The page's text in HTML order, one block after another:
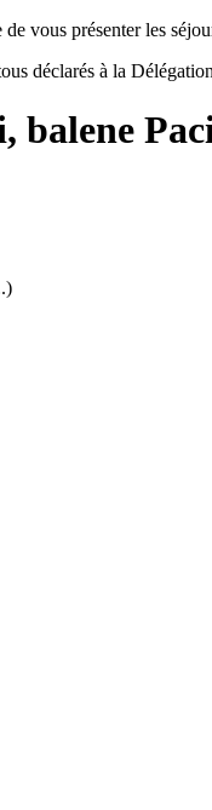
vous présenter les
déclarés à la
balene